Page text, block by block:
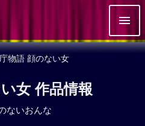
物語 顔のない女
女 作品情報
ないおんな